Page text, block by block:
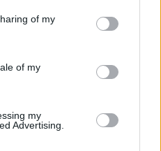
of my
of my
my
Advertising.